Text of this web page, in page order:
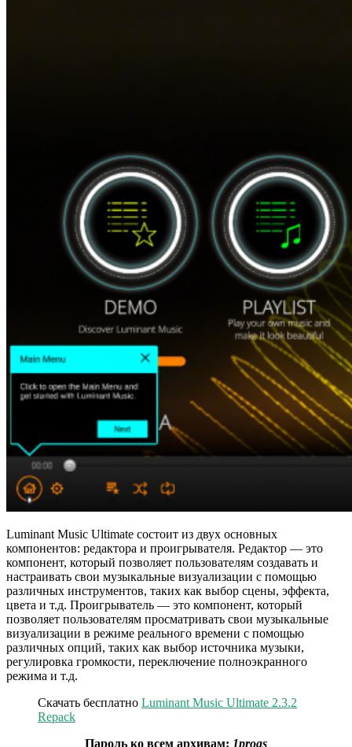
Luminant Music Ultimate состоит из двух основных
компонентов: редактора и проигрывателя. Редактор — это
компонент, который позволяет пользователям создавать и
настраивать свои музыкальные визуализации с помощью
различных инструментов, таких как выбор сцены, эффекта,
цвета и т.д. Проигрыватель — это компонент, который
позволяет пользователям просматривать свои музыкальные
визуализации в режиме реального времени с помощью
различных опций, таких как выбор источника музыки,
регулировка громкости, переключение полноэкранного
режима и т.д.
Скачать бесплатно Luminant Music Ultimate 2.3.2
Repack
Пароль ко всем архивам: 1progs